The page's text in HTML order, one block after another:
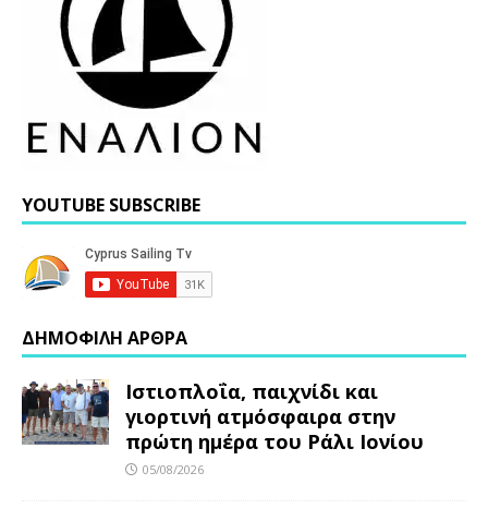
YOUTUBE SUBSCRIBE
ΔΗΜΟΦΙΛΗ ΑΡΘΡΑ
Ιστιοπλοΐα, παιχνίδι και
γιορτινή ατμόσφαιρα στην
πρώτη ημέρα του Ράλι Ιονίου
05/08/2026